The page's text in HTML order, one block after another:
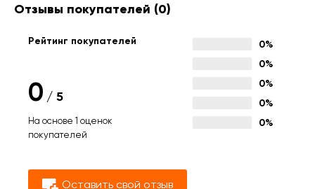
Отзывы покупателей (0)
Рейтинг покупателей
0 / 5
На основе 1 оценок
покупателей
0%
0%
0%
0%
0%
Оставить свой отзыв